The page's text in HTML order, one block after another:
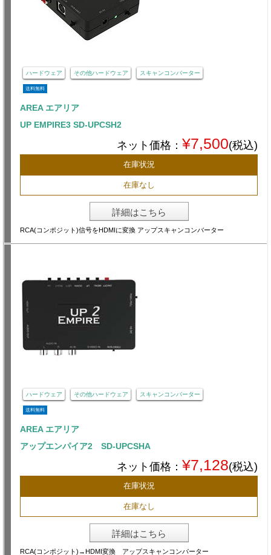
ハードウェア その他ハードウェア スキャンコンバーター
送料無料
AREA エアリア
UP EMPIRE3 SD-UPCSH2
ネット価格： ¥7,500(税込)
在庫状況
在庫なし
詳細はこちら
RCA(コンポジット)信号をHDMIに変換 アップスキャンコンバーター
ハードウェア その他ハードウェア スキャンコンバーター
送料無料
AREA エアリア
アップエンパイア2 SD-UPCSHA
ネット価格： ¥7,128(税込)
在庫状況
在庫なし
詳細はこちら
RCA(コンポジット)→HDMI変換 アップスキャンコンバーター